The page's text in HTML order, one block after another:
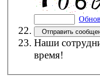
Наши
время!